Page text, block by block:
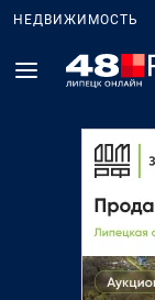
НЕДВИЖИМОСТЬ